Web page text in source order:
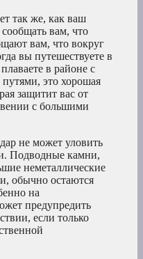
так же, как ваш
вам, что
вам, что вокруг
вы путешествуете в
в районе с
это хорошая
защитит вас от
с большими
не может уловить
Подводные камни,
неметаллические
обычно остаются
на
предупредить
если только